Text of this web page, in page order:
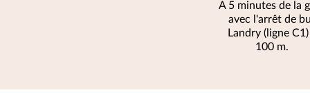
A 5 minutes de la
avec l'arrêt de
Landry (ligne C1)
100 m.